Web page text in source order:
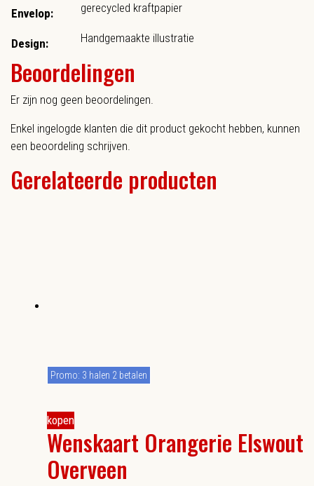
Envelop: gerecycled kraftpapier
Design: Handgemaakte illustratie
Beoordelingen
Er zijn nog geen beoordelingen.
Enkel ingelogde klanten die dit product gekocht hebben, kunnen
een beoordeling schrijven.
Gerelateerde producten
kopen
Wenskaart Orangerie Elswout
Overveen
Promo: 3 halen 2 betalen